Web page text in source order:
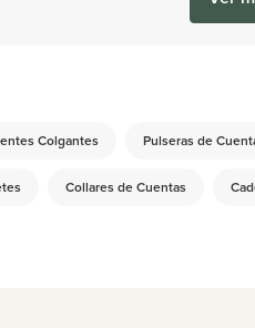
Colgantes Pulseras de
Collares de Cuentas